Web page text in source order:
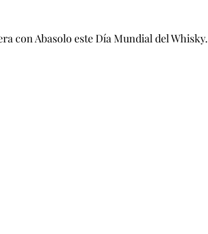
con Abasolo este Día Mundial del Whisky.